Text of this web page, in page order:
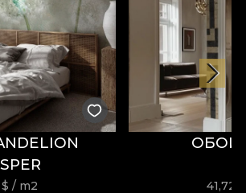
$ / m2
ОБОИ
41,72